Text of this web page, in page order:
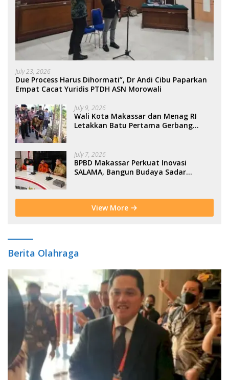
July 23, 2026
Due Process Harus Dihormati”, Dr Andi Cibu Paparkan
Empat Cacat Yuridis PTDH ASN Morowali
July 9, 2026
Wali Kota Makassar dan Menag RI
Letakkan Batu Pertama Gerbang
July 7, 2026
BPBD Makassar Perkuat Inovasi
SALAMA, Bangun Budaya Sadar
View More
Berita Olahraga